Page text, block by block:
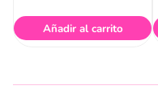
Añadir al carrito